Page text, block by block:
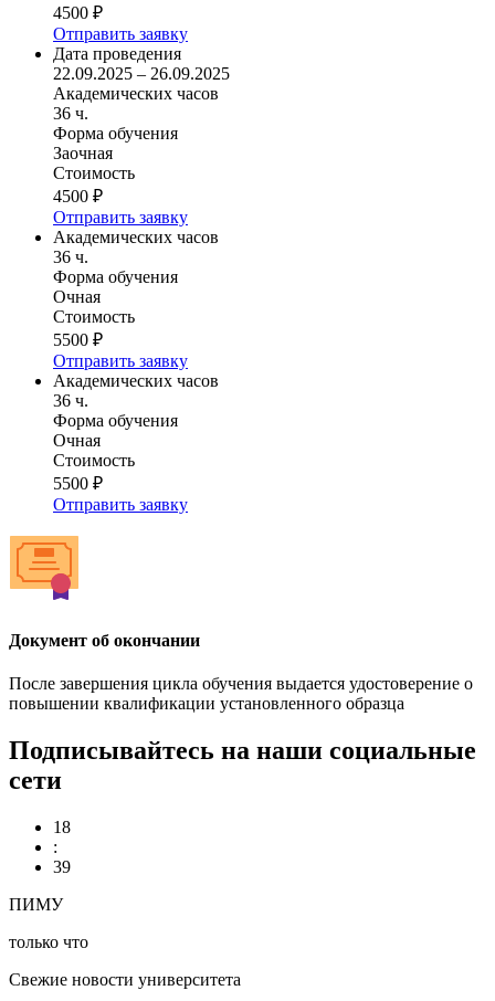
4500 ₽
Отправить заявку
Дата проведения
22.09.2025 – 26.09.2025
Академических часов
36 ч.
Форма обучения
Заочная
Стоимость
4500 ₽
Отправить заявку
Академических часов
36 ч.
Форма обучения
Очная
Стоимость
5500 ₽
Отправить заявку
Академических часов
36 ч.
Форма обучения
Очная
Стоимость
5500 ₽
Отправить заявку
Документ об окончании
После завершения цикла обучения выдается удостоверение о
повышении квалификации установленного образца
Подписывайтесь на наши социальные
сети
18
:
39
ПИМУ
только что
Свежие новости университета